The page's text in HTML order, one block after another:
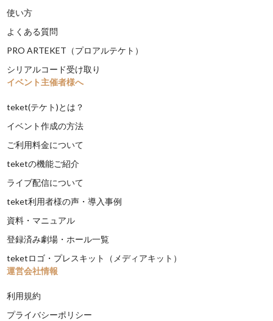
使い方
よくある質問
PRO ARTEKET（プロアルテケト）
シリアルコード受け取り
イベント主催者様へ
teket(テケト)とは？
イベント作成の方法
ご利用料金について
teketの機能ご紹介
ライブ配信について
teket利用者様の声・導入事例
資料・マニュアル
登録済み劇場・ホール一覧
teketロゴ・プレスキット（メディアキット）
運営会社情報
利用規約
プライバシーポリシー